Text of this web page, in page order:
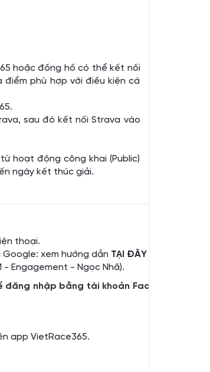
hoặc đồng hồ có thể kết nối
phù hợp với điều kiện cá
sau đó kết nối Strava vào
hoạt động công khai (Public)
ngày kết thúc giải.
thoại.
xem hướng dẫn TẠI ĐÂY
- Engagement - Ngọc Nhã).
nhập bằng tài khoản Facebook hoặc
app VietRace365.